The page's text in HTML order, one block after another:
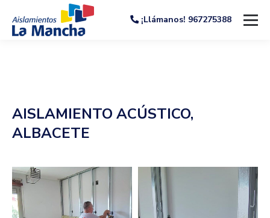
¡Llámanos! 967275388
AISLAMIENTO ACÚSTICO,
ALBACETE